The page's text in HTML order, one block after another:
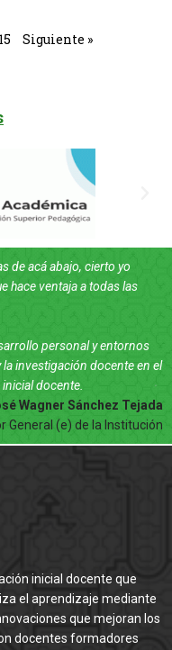
15 Siguiente »
de acá abajo, cierto yo
hace ventaja a todas las
personal y entornos
investigación docente en el
docente.
Wagner Sánchez Tejada
General (e) de la Institución
inicial docente que
el aprendizaje mediante
que mejoran los
docentes formadores